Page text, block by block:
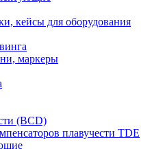
кейсы для оборудования
маркеры
(BCD)
плавучести TDE